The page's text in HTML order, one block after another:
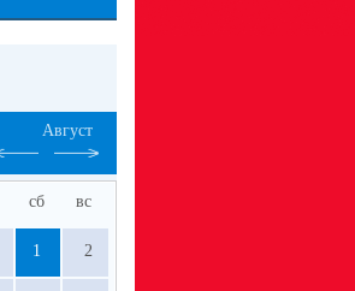
Август
сб вс
1 2